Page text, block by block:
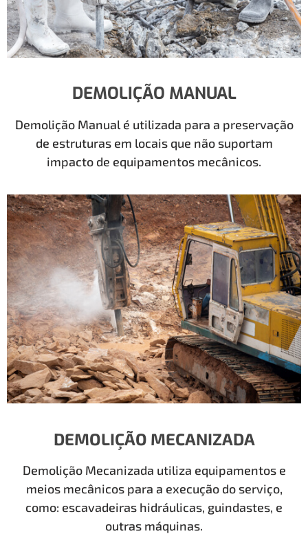
DEMOLIÇÃO MANUAL
Demolição Manual é utilizada para a preservação
de estruturas em locais que não suportam
impacto de equipamentos mecânicos.
DEMOLIÇÃO MECANIZADA
Demolição Mecanizada utiliza equipamentos e
meios mecânicos para a execução do serviço,
como: escavadeiras hidráulicas, guindastes, e
outras máquinas.